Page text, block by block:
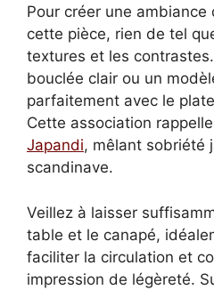
Pour créer une
cette pièce, rien de tel
textures et les
bouclée clair ou un
parfaitement avec le
Cette association
Japandi, mêlant sobriété
scandinave.
Veillez à laisser
table et le canapé,
faciliter la circulation et
impression de légèreté.